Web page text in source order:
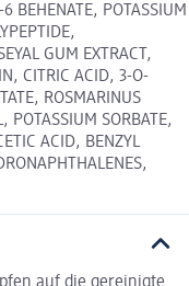
BEHENATE, POTASSIUM
GUM EXTRACT,
CITRIC ACID, 3-O-
ROSMARINUS
POTASSIUM SORBATE,
ACID, BENZYL